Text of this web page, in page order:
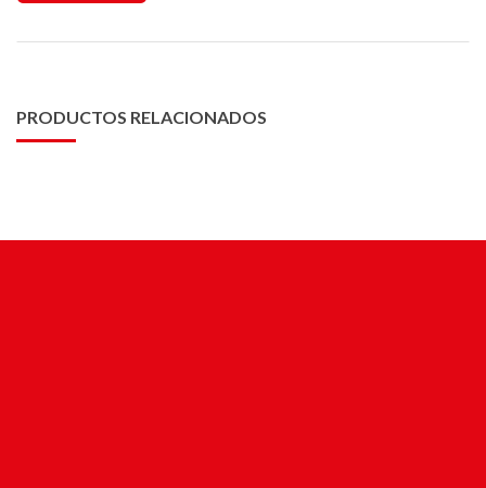
PRODUCTOS RELACIONADOS